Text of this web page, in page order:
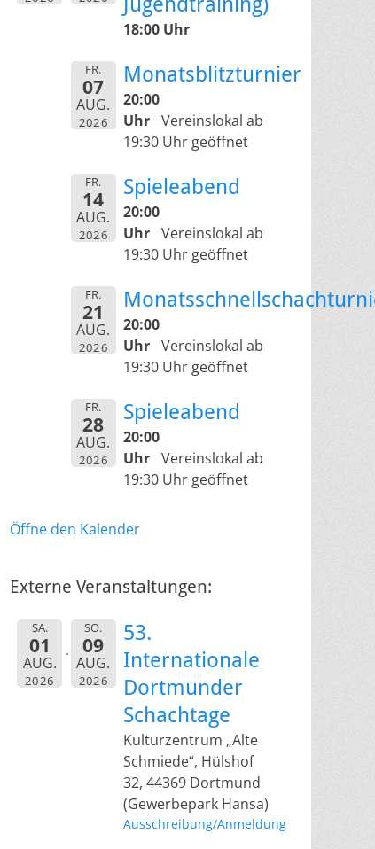
18:00 Uhr
FR.
07
AUG.
2026
Monatsblitzturnier
20:00
Uhr Vereinslokal ab
19:30 Uhr geöffnet
FR.
14
AUG.
2026
Spieleabend
20:00
Uhr Vereinslokal ab
19:30 Uhr geöffnet
FR.
21
AUG.
2026
20:00
Uhr Vereinslokal ab
19:30 Uhr geöffnet
FR.
28
AUG.
2026
Spieleabend
20:00
Uhr Vereinslokal ab
19:30 Uhr geöffnet
Öffne den Kalender
Externe Veranstaltungen:
SA.
01
AUG.
2026
SO.
09
AUG.
2026
53.
Internationale
Dortmunder
Schachtage
Kulturzentrum „Alte
Schmiede“, Hülshof
32, 44369 Dortmund
(Gewerbepark Hansa)
Ausschreibung/Anmeldung